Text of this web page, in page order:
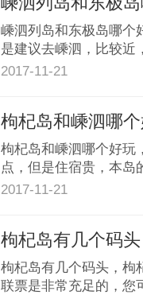
嵊泗列岛和东极岛哪个
是建议去嵊泗，比较近
2017-11-21
枸杞岛和嵊泗哪
枸杞岛和嵊泗哪个好玩
点，但是住宿贵，本岛
2017-11-21
枸杞岛有几个码
枸杞岛有几个码头，枸
联票是非常充足的，您